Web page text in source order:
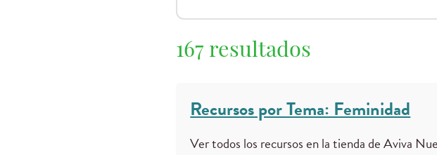
167 resultados
Recursos por Tema: Feminidad
Ver todos los recursos en la tienda de Aviva